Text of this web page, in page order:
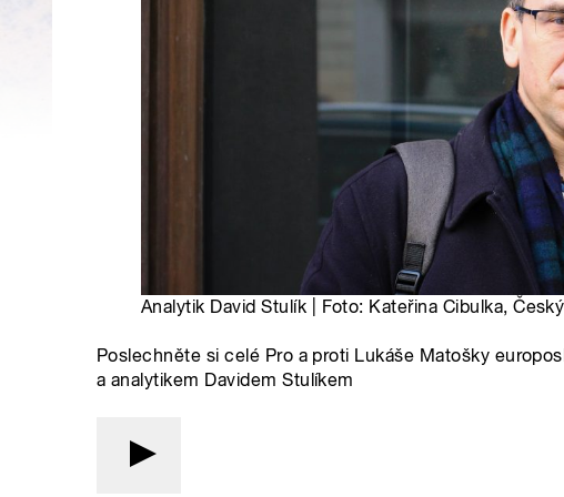
Analytik David Stulík | Foto: Kateřina Cibulka,
Poslechněte si celé Pro a proti Lukáše Matošky
a analytikem Davidem Stulíkem